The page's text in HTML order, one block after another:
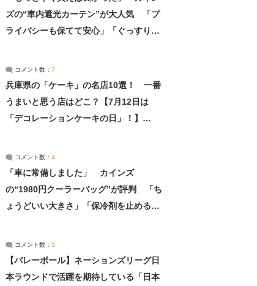
ズの“車内遮光カーテン”が大人気 「プ
ライバシーも保てて安心」「ぐっすり眠
コメント数： 7
兵庫県の「ケーキ」の名店10選！ 一番
うまいと思う店はどこ？【7月12日は
「デコレーションケーキの日」！】
コメント数： 4
「車に常備しました」 カインズ
の“1980円クーラーバッグ”が評判 「ち
ょうどいい大きさ」「保冷剤を止めるベ
コメント数： 3
【バレーボール】ネーションズリーグ日
本ラウンドで活躍を期待している「日本